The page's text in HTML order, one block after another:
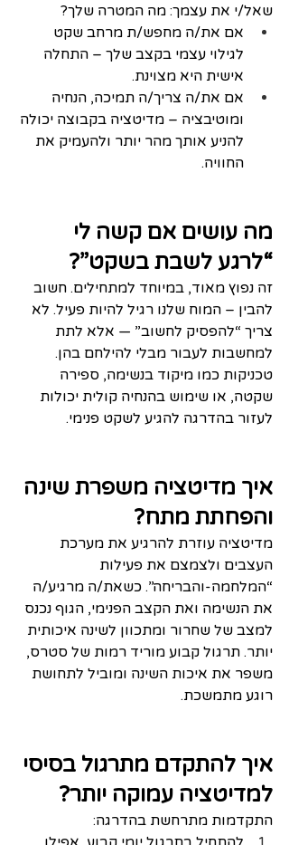
שאל/י את עצמך: מה המטרה שלך?
אם את/ה מחפש/ת מרחב שקט
לגילוי עצמי בקצב שלך – התחלה
אישית היא מצוינת.
אם את/ה צריך/ה תמיכה, הנחיה
ומוטיבציה – מדיטציה בקבוצה יכולה
להניע אותך מהר יותר ולהעמיק את
החוויה.
מה עושים אם קשה לי
“לרגע לשבת בשקט”?
זה נפוץ מאוד, במיוחד למתחילים. חשוב
להבין – המוח שלנו רגיל להיות פעיל. לא
צריך “להפסיק לחשוב” — אלא לתת
למחשבות לעבור מבלי להילחם בהן.
טכניקות כמו מיקוד בנשימה, ספירה
שקטה, או שימוש בהנחיה קולית יכולות
לעזור בהדרגה להגיע לשקט פנימי.
איך מדיטציה משפרת שינה
והפחתת מתח?
מדיטציה עוזרת להרגיע את מערכת
העצבים ולצמצם את פעילות
“המלחמה‑והבריחה”. כשאת/ה מרגיע/ה
את הנשימה ואת הקצב הפנימי, הגוף נכנס
למצב של שחרור ומתכוון לשינה איכותית
יותר. תרגול קבוע מוריד רמות של סטרס,
משפר את איכות השינה ומוביל לתחושת
רוגע מתמשכת.
איך להתקדם מתרגול בסיסי
למדיטציה עמוקה יותר?
התקדמות מתרחשת בהדרגה: